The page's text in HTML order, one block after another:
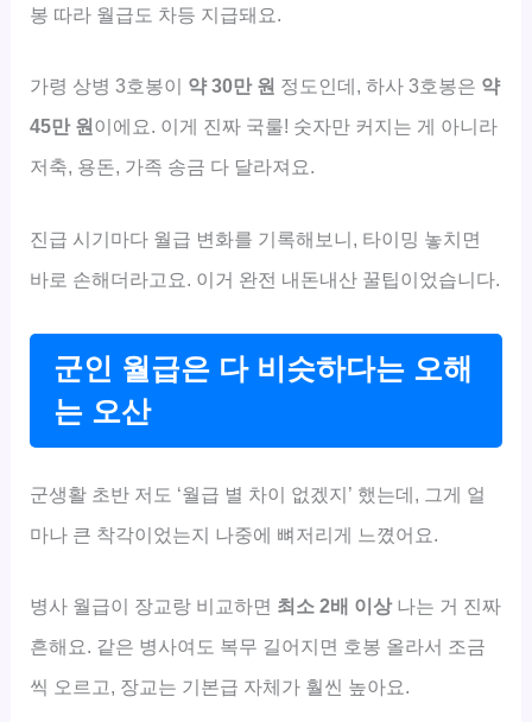
봉 따라 월급도 차등 지급돼요.
가령 상병 3호봉이 약 30만 원 정도인데, 하사 3호봉은 약
45만 원이에요. 이게 진짜 국룰! 숫자만 커지는 게 아니라
저축, 용돈, 가족 송금 다 달라져요.
진급 시기마다 월급 변화를 기록해보니, 타이밍 놓치면
바로 손해더라고요. 이거 완전 내돈내산 꿀팁이었습니다.
군인 월급은 다 비슷하다는 오해
는 오산
군생활 초반 저도 ‘월급 별 차이 없겠지’ 했는데, 그게 얼
마나 큰 착각이었는지 나중에 뼈저리게 느꼈어요.
병사 월급이 장교랑 비교하면 최소 2배 이상나는 거 진짜
흔해요. 같은 병사여도 복무 길어지면 호봉 올라서 조금
씩 오르고, 장교는 기본급 자체가 훨씬 높아요.